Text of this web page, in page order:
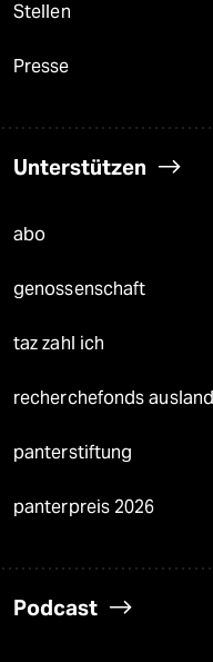
Stellen
Presse
Unterstützen
abo
genossenschaft
taz zahl ich
recherchefonds ausland
panterstiftung
panterpreis 2026
Podcast